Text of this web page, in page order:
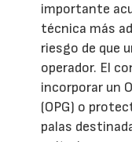
importante
técnica más
riesgo de que
operador. El
incorporar un
(OPG) o
palas